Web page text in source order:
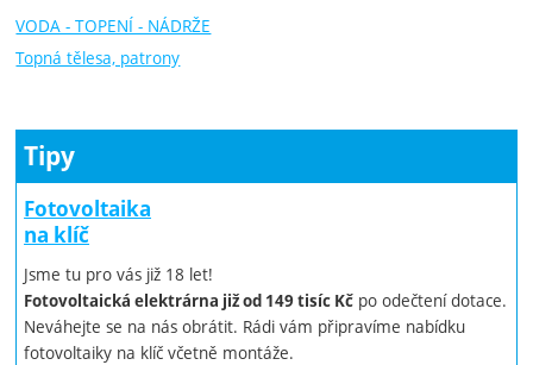
VODA - TOPENÍ - NÁDRŽE
Topná tělesa, patrony
Tipy
Fotovoltaika
na klíč
Jsme tu pro vás již 18 let!
Fotovoltaická elektrárna již od 149 tisíc Kč po odečtení dotace.
Neváhejte se na nás obrátit. Rádi vám připravíme nabídku
fotovoltaiky na klíč včetně montáže.